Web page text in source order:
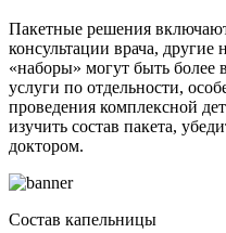
Пакетные решения
консультации врача,
«наборы» могут быть более
услуги по отдельности,
проведения комплексной
изучить состав пакета,
доктором.
Состав капельницы